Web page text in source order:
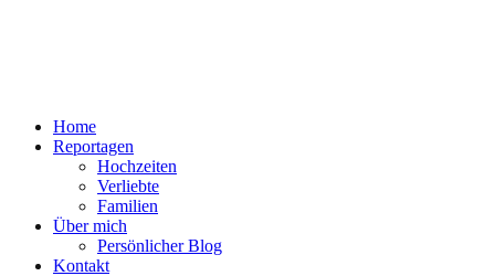
Home
Reportagen
Hochzeiten
Verliebte
Familien
Über mich
Persönlicher Blog
Kontakt